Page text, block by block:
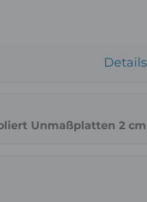
Details
Unmaßplatten 2 cm